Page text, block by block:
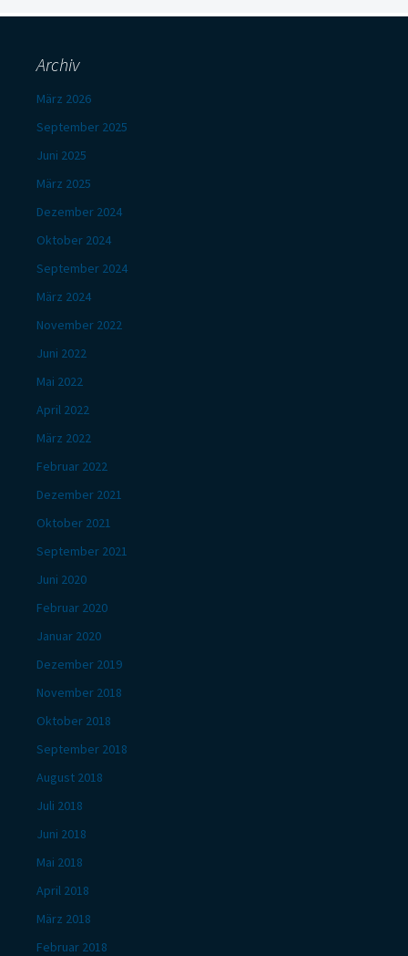
Archiv
März 2026
September 2025
Juni 2025
März 2025
Dezember 2024
Oktober 2024
September 2024
März 2024
November 2022
Juni 2022
Mai 2022
April 2022
März 2022
Februar 2022
Dezember 2021
Oktober 2021
September 2021
Juni 2020
Februar 2020
Januar 2020
Dezember 2019
November 2018
Oktober 2018
September 2018
August 2018
Juli 2018
Juni 2018
Mai 2018
April 2018
März 2018
Februar 2018